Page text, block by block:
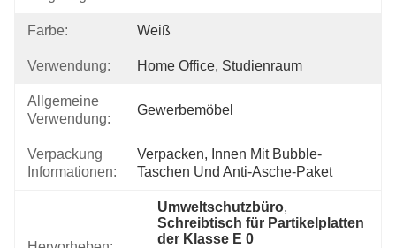
Farbe: Weiß
Verwendung: Home Office, Studienraum
Allgemeine
Verwendung:
Gewerbemöbel
Verpackung
Informationen:
Verpacken, Innen Mit Bubble-
Taschen Und Anti-Asche-Paket
Umweltschutzbüro,
Schreibtisch für Partikelplatten
der Klasse E 0